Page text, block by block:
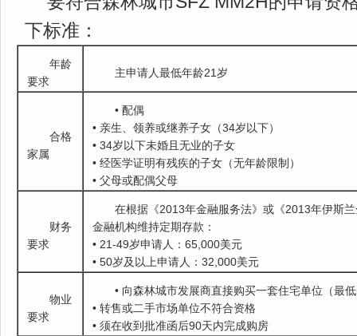
下标准：
年龄
要求
主申请人最低年龄21岁
合格
家属
• 配偶
• 亲生、领养或继养子女（34岁以下）
• 34岁以下未婚且无业的子女
• 经医学证明有残疾的子女（无年龄限制）
• 父母或配偶父母
财务
要求
在根据《2013年金融服务法》或《2013年伊斯
金融机构维持定期存款：
• 21-49岁申请人：65,000美元
• 50岁及以上申请人：32,000美元
物业
要求
• 向森林城市发展商直接购买一套住宅单位（最
• 转售或二手市场单位不符合资格
• 须在收到批准函后90天内完成购房